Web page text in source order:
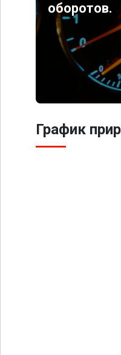
оборотов.
График